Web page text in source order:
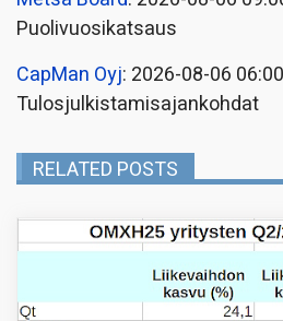
Puolivuosikatsaus
CapMan Oyj: 2026-08-06
Tulosjulkistamisajankohdat
RELATED POSTS